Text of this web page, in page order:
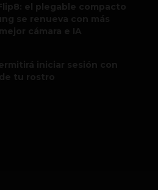
el plegable compacto
se renueva con más
cámara e IA
iniciar sesión con
tu rostro